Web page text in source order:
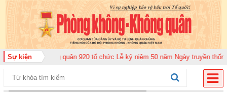
Sự kiệnquân 920 tổ chức Lễ kỷ niệm 50 năm Ngày truyền thống (12-11-1975/